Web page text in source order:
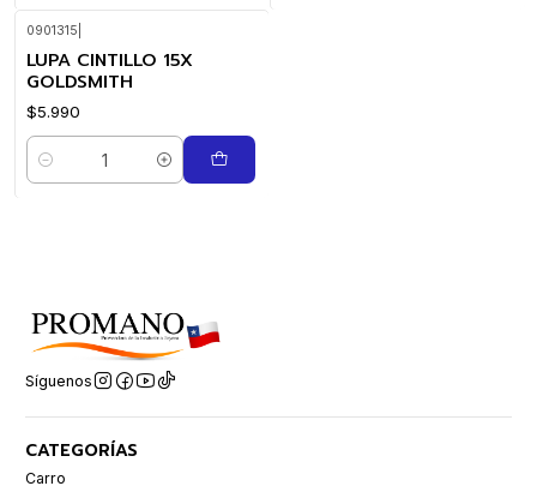
0901315
LUPA CINTILLO 15X
GOLDSMITH
$5.990
Cantidad
Síguenos
CATEGORÍAS
Carro